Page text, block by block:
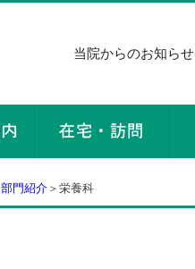
当院からのお知らせ
部門紹介 ＞栄養科